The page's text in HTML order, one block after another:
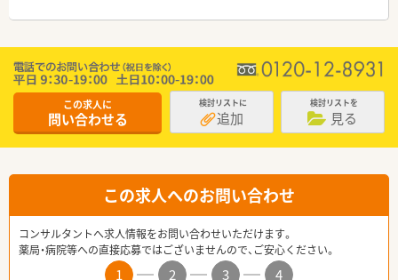
この求人に
問い合わせる
検討リストに
追加
検討リストを
見る
この求人へのお問い合わせ
コンサルタントへ求人情報をお問い合わせいただけます。
薬局・病院等への直接応募ではございませんので、ご安心ください。
1 2 3 4